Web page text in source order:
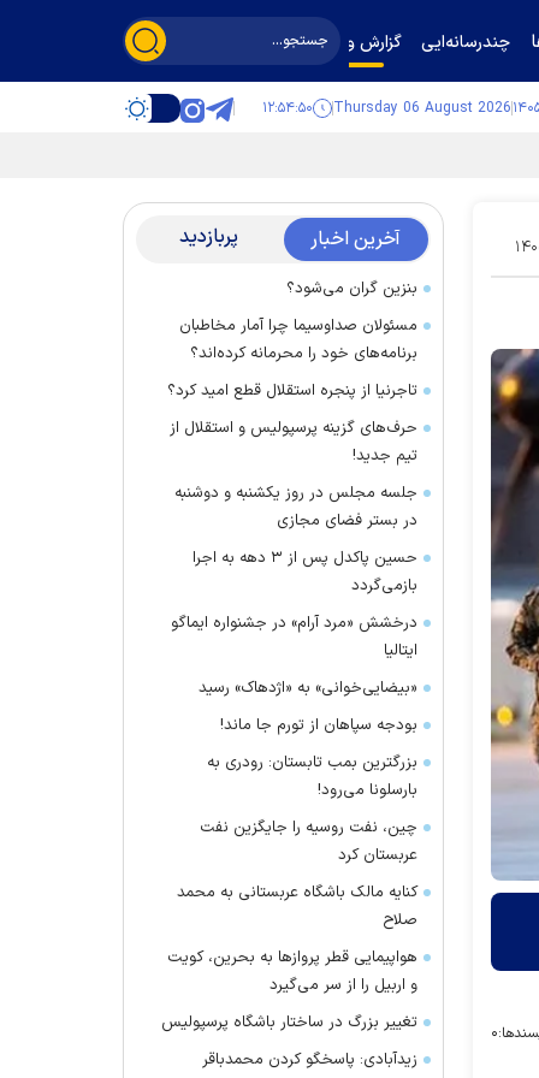
چندرسانه‌ایی گزارش و گفت‌وگو
Thursday 06 August 2026 ۱۲:۵۴:۵۱
۲۰
۰
آخرین اخبار پربازدید
بنزین گران می‌شود؟
مسئولان صداوسیما چرا آمار مخاطبان
برنامه‌های خود را محرمانه کرده‌اند؟
تاجرنیا از پنجره استقلال قطع امید کرد؟
حرف‌های گزینه پرسپولیس و استقلال از
تیم جدید!
جلسه مجلس در روز یکشنبه و دوشنبه
در بستر فضای مجازی
حسین پاکدل پس از ۳ دهه به اجرا
بازمی‌گردد
درخشش «مرد آرام» در جشنواره ایماگو
ایتالیا
«بیضایی‌خوانی» به «اژدهاک» رسید
بودجه سپاهان از تورم جا ماند!
بزرگترین بمب تابستان: رودری به
بارسلونا می‌رود!
چین، نفت روسیه را جایگزین نفت
عربستان کرد
کنایه مالک باشگاه عربستانی به محمد
صلاح
هواپیمایی قطر پرواز‌ها به بحرین، کویت
و اربیل را از سر می‌گیرد
تغییر بزرگ در ساختار باشگاه پرسپولیس
زیدآبادی: پاسخگو کردن محمدباقر